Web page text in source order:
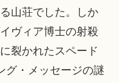
山荘でした。しか
ヴィア博士の射殺
裂かれたスペード
グ・メッセージの謎